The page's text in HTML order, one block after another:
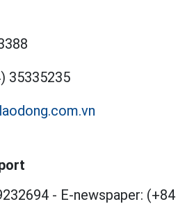
35335235
- E-newspaper: (+84